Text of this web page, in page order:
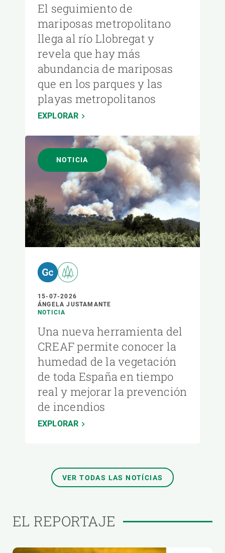
El seguimiento de
mariposas metropolitano
llega al río Llobregat y
revela que hay más
abundancia de mariposas
que en los parques y las
playas metropolitanos
EXPLORAR
NOTICIA
15-07-2026
ÁNGELA JUSTAMANTE
NOTICIA
Una nueva herramienta del
CREAF permite conocer la
humedad de la vegetación
de toda España en tiempo
real y mejorar la prevención
de incendios
EXPLORAR
VER TODAS LAS NOTÍCIAS
EL REPORTAJE